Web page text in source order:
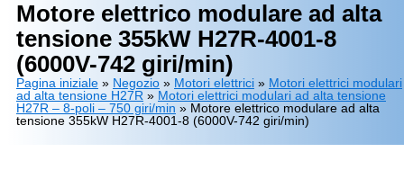
Motore elettrico modulare ad alta
tensione 355kW H27R-4001-8
(6000V-742 giri/min)
Pagina iniziale » Negozio » Motori elettrici » Motori elettrici modulari
ad alta tensione H27R » Motori elettrici modulari ad alta tensione
H27R – 8-poli – 750 giri/min » Motore elettrico modulare ad alta
tensione 355kW H27R-4001-8 (6000V-742 giri/min)